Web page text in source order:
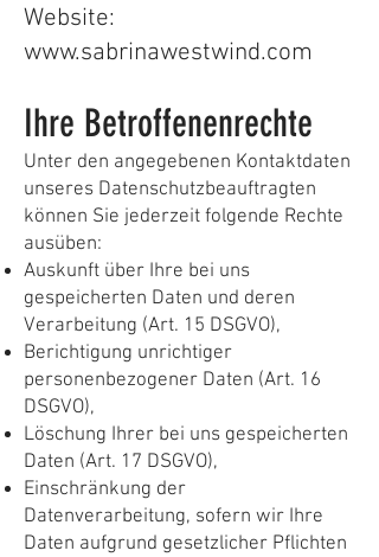
Website:
www.sabrinawestwind.com
Ihre Betroffenenrechte
Unter den angegebenen Kontaktdaten
unseres Datenschutzbeauftragten
können Sie jederzeit folgende Rechte
ausüben:
Auskunft über Ihre bei uns
gespeicherten Daten und deren
Verarbeitung (Art. 15 DSGVO),
Berichtigung unrichtiger
personenbezogener Daten (Art. 16
DSGVO),
Löschung Ihrer bei uns gespeicherten
Daten (Art. 17 DSGVO),
Einschränkung der
Datenverarbeitung, sofern wir Ihre
Daten aufgrund gesetzlicher Pflichten